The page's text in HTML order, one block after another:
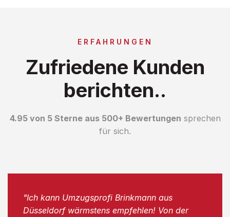
ERFAHRUNGEN
Zufriedene Kunden
berichten..
4.95 von 5 Sterne aus 500+ Bewertungen sprechen
für sich.
"Ich kann Umzugsprofi Brinkmann aus
Düsseldorf wärmstens empfehlen! Von der